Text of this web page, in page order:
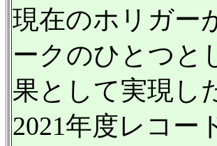
現在のホリガー
ークのひとつと
果として実現し
2021年度レコー